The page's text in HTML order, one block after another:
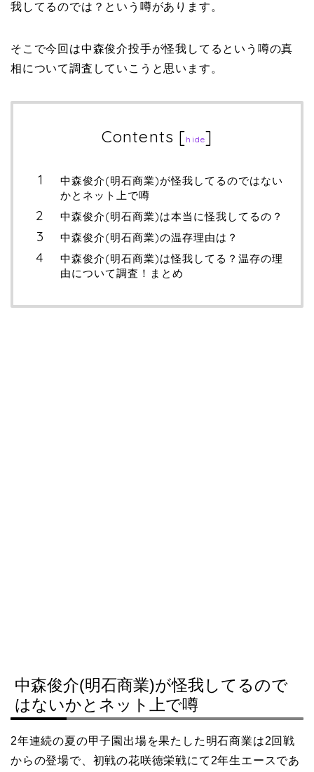
我してるのでは？という噂があります。
そこで今回は中森俊介投手が怪我してるという噂の真
相について調査していこうと思います。
Contents [hide]
中森俊介(明石商業)が怪我してるのではない
かとネット上で噂
中森俊介(明石商業)は本当に怪我してるの？
中森俊介(明石商業)の温存理由は？
中森俊介(明石商業)は怪我してる？温存の理
由について調査！まとめ
中森俊介(明石商業)が怪我してるので
はないかとネット上で噂
2年連続の夏の甲子園出場を果たした明石商業は2回戦
からの登場で、初戦の花咲徳栄戦にて2年生エースであ